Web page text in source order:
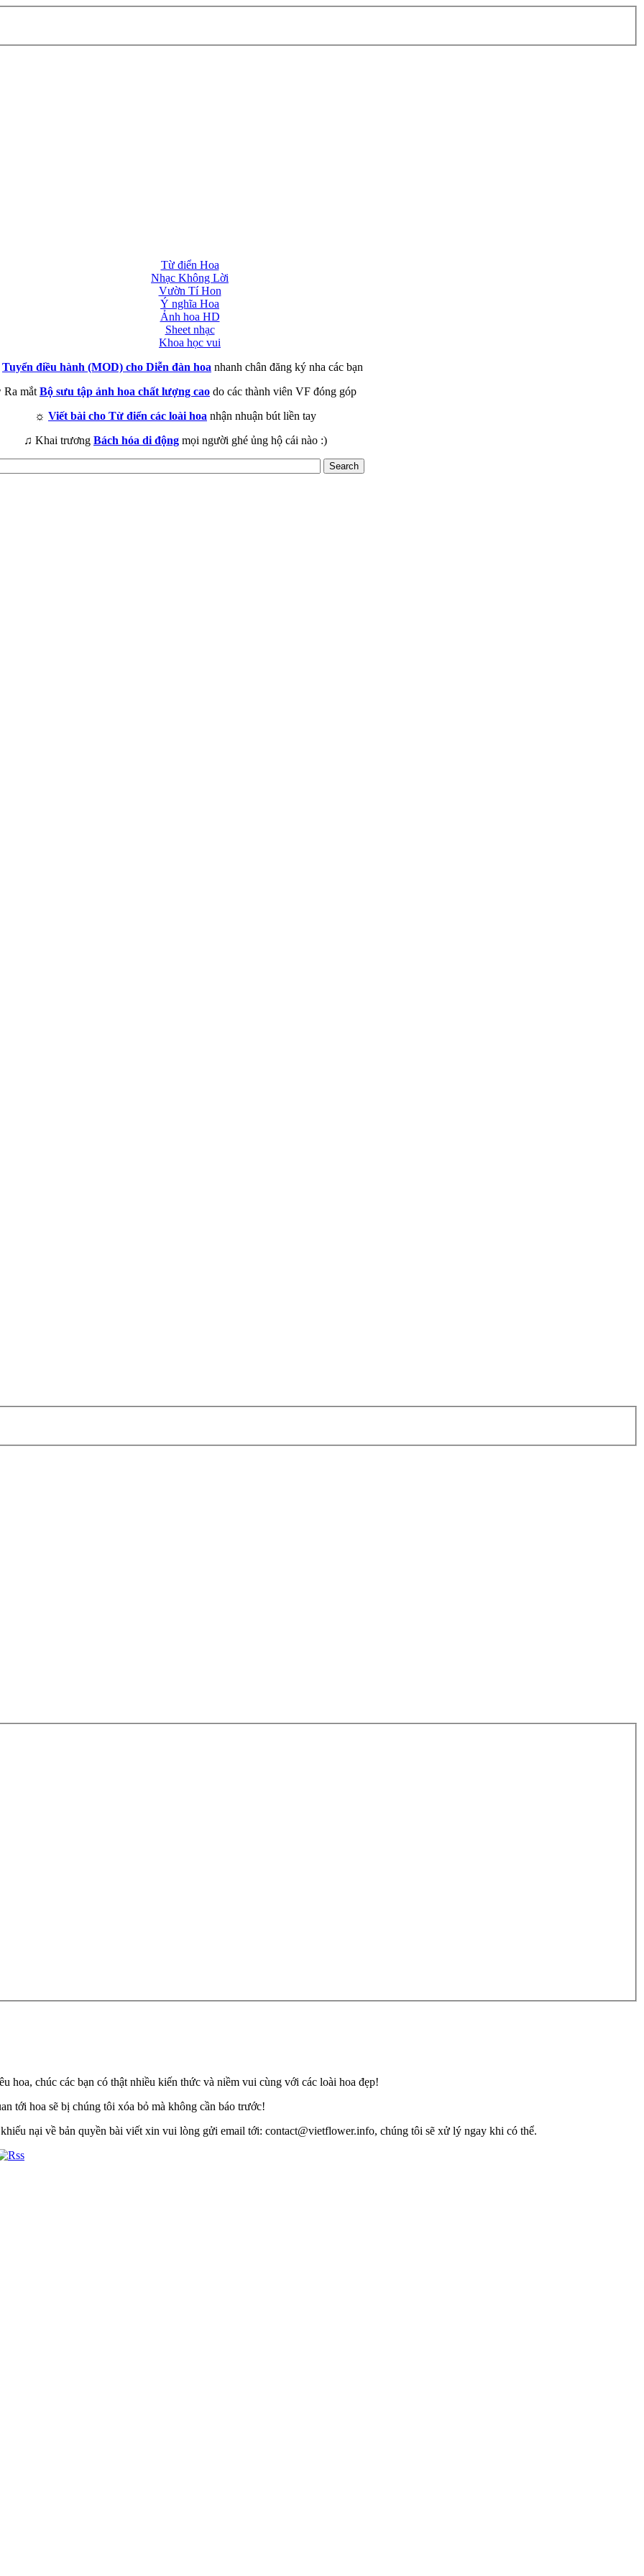
Từ điển Hoa
Nhạc Không Lời
Vườn Tí Hon
Ý nghĩa Hoa
Ảnh hoa HD
Sheet nhạc
Khoa học vui
Tuyển điều hành (MOD) cho Diễn đàn hoa nhanh chân đăng ký nha các bạn
Ra mắt Bộ sưu tập ảnh hoa chất lượng cao do các thành viên VF đóng góp
☼ Viết bài cho Từ điển các loài hoa nhận nhuận bút liền tay
♫ Khai trương Bách hóa di động mọi người ghé ủng hộ cái nào :)
hoa, chúc các bạn có thật nhiều kiến thức và niềm vui cùng với các loài hoa đẹp!
tới hoa sẽ bị chúng tôi xóa bỏ mà không cần báo trước!
nại về bản quyền bài viết xin vui lòng gửi email tới: contact@vietflower.info, chúng tôi sẽ xử lý ngay khi có thể.